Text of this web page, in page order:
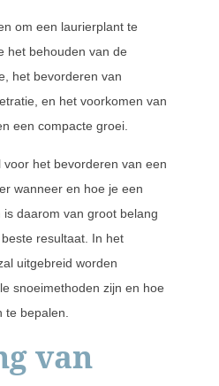
om een laurierplant te
het behouden van de
het bevorderen van
en het voorkomen van
een compacte groei.
het bevorderen van een
wanneer en hoe je een
daarom van groot belang
resultaat. In het
uitgebreid worden
snoeimethoden zijn en hoe
bepalen.
van